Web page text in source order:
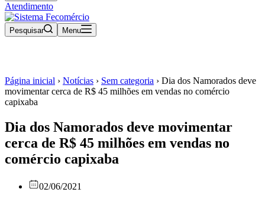
Atendimento
Pesquisar Menu
Página inicial › Notícias › Sem categoria › Dia dos Namorados deve
movimentar cerca de R$ 45 milhões em vendas no comércio
capixaba
Dia dos Namorados deve movimentar
cerca de R$ 45 milhões em vendas no
comércio capixaba
02/06/2021